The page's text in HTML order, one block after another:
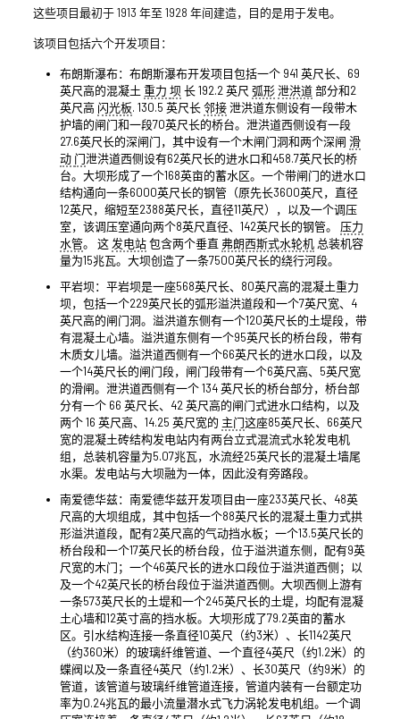
这些项目最初于 1913 年至 1928 年间建造，目的是用于发电。
该项目包括六个开发项目：
布朗斯瀑布：布朗斯瀑布开发项目包括一个 941 英尺长、69
英尺高的混凝土 重力 坝 长 192.2 英尺 弧形泄洪道部分和2
英尺高 闪光板. 130.5 英尺长邻接泄洪道东侧设有一段带木
护墙的闸门和一段70英尺长的桥台。泄洪道西侧设有一段
27.6英尺长的深闸门，其中设有一个木闸门洞和两个深闸 滑
动 门泄洪道西侧设有62英尺长的进水口和458.7英尺长的桥
台。大坝形成了一个168英亩的蓄水区。一个带闸门的进水口
结构通向一条6000英尺长的钢管（原先长3600英尺，直径
12英尺，缩短至2388英尺长，直径11英尺），以及一个调压
室，该调压室通向两个8英尺直径、142英尺长的钢管。 压力
水管。 这 发电站包含两个垂直 弗朗西斯式水轮机总装机容
量为15兆瓦。大坝创造了一条7500英尺长的绕行河段。
平岩坝：平岩坝是一座568英尺长、80英尺高的混凝土重力
坝，包括一个229英尺长的弧形溢洪道段和一个7英尺宽、4
英尺高的闸门洞。溢洪道东侧有一个120英尺长的土堤段，带
有混凝土心墙。溢洪道东侧有一个95英尺长的桥台段，带有
木质女儿墙。溢洪道西侧有一个66英尺长的进水口段，以及
一个14英尺长的闸门段，闸门段带有一个6英尺高、5英尺宽
的滑闸。泄洪道西侧有一个 134 英尺长的桥台部分，桥台部
分有一个 66 英尺长、42 英尺高的闸门式进水口结构，以及
两个 16 英尺高、14.25 英尺宽的 主门这座85英尺长、66英尺
宽的混凝土砖结构发电站内有两台立式混流式水轮发电机
组，总装机容量为5.07兆瓦，水流经25英尺长的混凝土墙尾
水渠。发电站与大坝融为一体，因此没有旁路段。
南爱德华兹：南爱德华兹开发项目由一座233英尺长、48英
尺高的大坝组成，其中包括一个88英尺长的混凝土重力式拱
形溢洪道段，配有2英尺高的气动挡水板；一个13.5英尺长的
桥台段和一个17英尺长的桥台段，位于溢洪道东侧，配有9英
尺宽的木门；一个46英尺长的进水口段位于溢洪道西侧；以
及一个42英尺长的桥台段位于溢洪道西侧。大坝西侧上游有
一条573英尺长的土堤和一个245英尺长的土堤，均配有混凝
土心墙和12英寸高的挡水板。大坝形成了79.2英亩的蓄水
区。引水结构连接一条直径10英尺（约3米）、长1142英尺
（约360米）的玻璃纤维管道、一个直径4英尺（约1.2米）的
蝶阀以及一条直径4英尺（约1.2米）、长30英尺（约9米）的
管道，该管道与玻璃纤维管道连接，管道内装有一台额定功
率为0.24兆瓦的最小流量潜水式飞力涡轮发电机组。一个调